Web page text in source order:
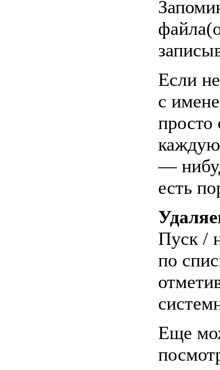
Если
с
просто
—
есть
Пуск /
по
Еще